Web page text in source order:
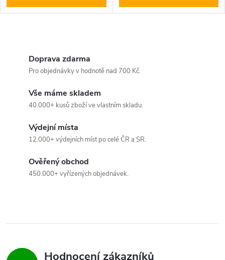
r
v
Doprava zdarma
Pro objednávky v hodnotě nad 700 Kč.
Vše máme skladem
40.000+ kusů zboží ve vlastním skladu.
Výdejní místa
12.000+ výdejních míst po celé ČR a SR.
Ověřený obchod
450.000+ vyřízených objednávek.
Hodnocení zákazníků